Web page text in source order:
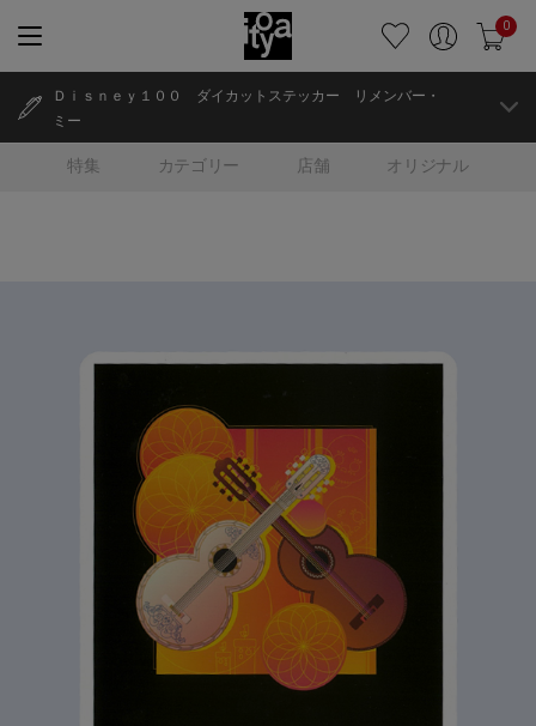
0
特集 カテゴリー 店舗 オリジナル
Ｄｉｓｎｅｙ１００ ダイカットステッカー リメンバー・
ミー